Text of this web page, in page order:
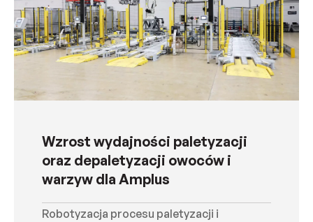
Wzrost wydajności paletyzacji
oraz depaletyzacji owoców i
warzyw dla Amplus
Robotyzacja procesu paletyzacji i